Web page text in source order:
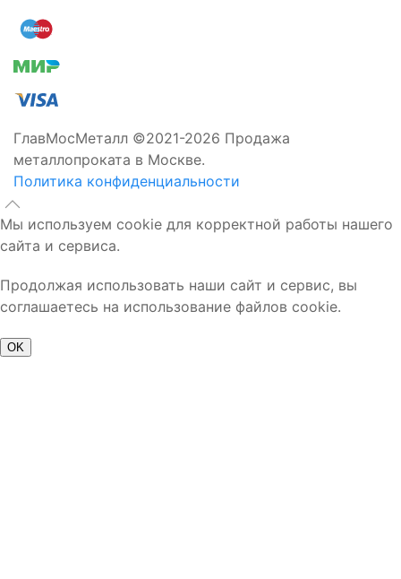
ГлавМосМеталл ©2021-2026 Продажа
металлопроката в Москве.
Политика конфиденциальности
Мы используем cookie для корректной работы нашего
сайта и сервиса.
Продолжая использовать наши сайт и сервис, вы
соглашаетесь на использование файлов cookie.
OK